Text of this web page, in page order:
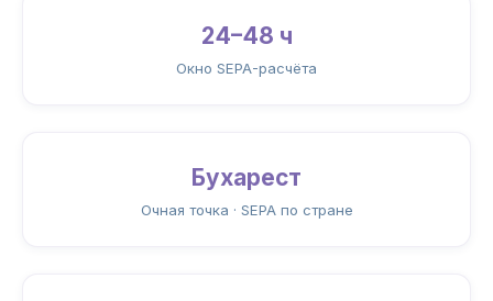
24–48 ч
Окно SEPA-расчёта
Бухарест
Очная точка · SEPA по стране